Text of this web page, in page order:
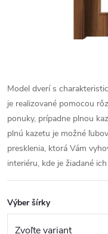
Model dverí s
je realizované pomocou
ponuky, prípadne plnou
plnú kazetu je možné
presklenia, ktorá Vám
interiéru, kde je žiadané
Výber šírky